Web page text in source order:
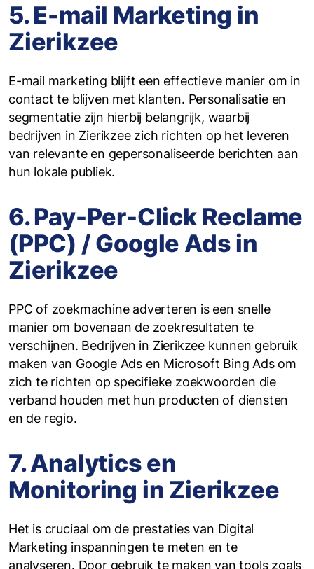
5. E-mail Marketing in
Zierikzee
E-mail marketing blijft een effectieve manier om in
contact te blijven met klanten. Personalisatie en
segmentatie zijn hierbij belangrijk, waarbij
bedrijven in Zierikzee zich richten op het leveren
van relevante en gepersonaliseerde berichten aan
hun lokale publiek.
6. Pay-Per-Click Reclame
(PPC) / Google Ads in
Zierikzee
PPC of zoekmachine adverteren is een snelle
manier om bovenaan de zoekresultaten te
verschijnen. Bedrijven in Zierikzee kunnen gebruik
maken van Google Ads en Microsoft Bing Ads om
zich te richten op specifieke zoekwoorden die
verband houden met hun producten of diensten
en de regio.
7. Analytics en
Monitoring in Zierikzee
Het is cruciaal om de prestaties van Digital
Marketing inspanningen te meten en te
analyseren. Door gebruik te maken van tools zoals